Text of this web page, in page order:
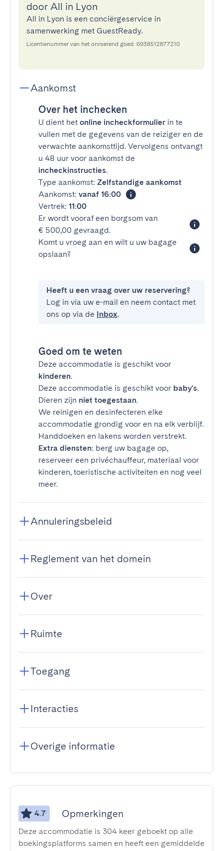
door All in Lyon
All in Lyon is een conciërgeservice in
samenwerking met GuestReady.
Licentienummer van het onroerend goed: 6938512877210
Aankomst
Over het inchecken
U dient het online incheckformulier in te
vullen met de gegevens van de reiziger en de
verwachte aankomsttijd. Vervolgens ontvangt
u 48 uur voor aankomst de
incheckinstructies.
Type aankomst: Zelfstandige aankomst
Aankomst: vanaf 16:00
Vertrek: 11:00
Er wordt vooraf een borgsom van
€ 500,00 gevraagd.
Komt u vroeg aan en wilt u uw bagage
opslaan?
Heeft u een vraag over uw reservering?
Log in via uw e-mail en neem contact met
ons op via de Inbox.
Goed om te weten
Deze accommodatie is geschikt voor
kinderen.
Deze accommodatie is geschikt voor baby's.
Dieren zijn niet toegestaan.
We reinigen en desinfecteren elke
accommodatie grondig voor en na elk verblijf.
Handdoeken en lakens worden verstrekt.
Extra diensten: berg uw bagage op,
reserveer een privéchauffeur, materiaal voor
kinderen, toeristische activiteiten en nog veel
meer.
Annuleringsbeleid
Reglement van het domein
Over
Ruimte
Toegang
Interacties
Overige informatie
4.7 Opmerkingen
Deze accommodatie is 304 keer geboekt op alle
boekingsplatforms samen en heeft een gemiddelde